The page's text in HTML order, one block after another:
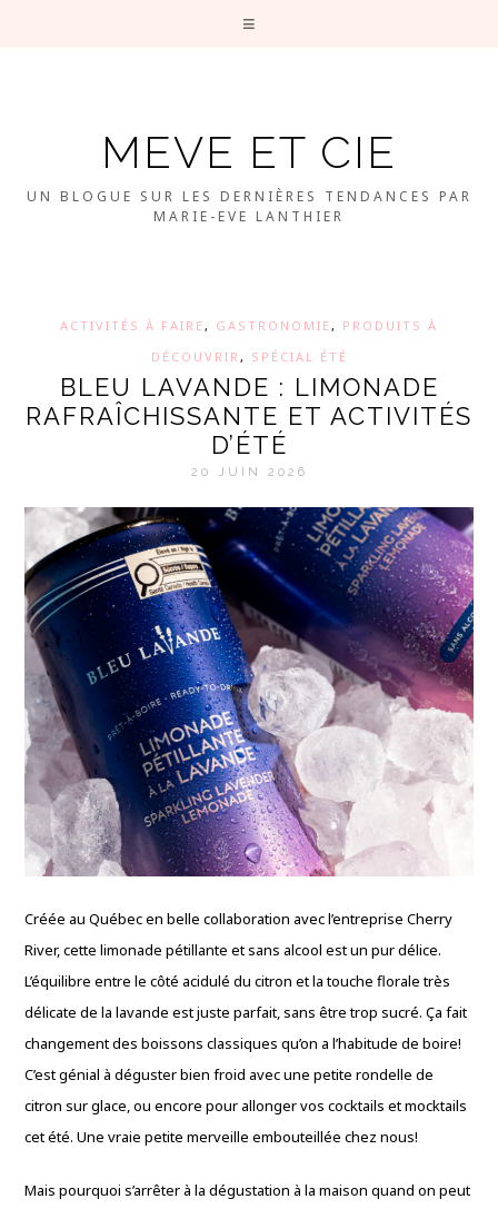
MEVE ET CIE
UN BLOGUE SUR LES DERNIÈRES TENDANCES PAR
MARIE-EVE LANTHIER
ACTIVITÉS À FAIRE, GASTRONOMIE, PRODUITS À
DÉCOUVRIR , SPÉCIAL ÉTÉ
BLEU LAVANDE : LIMONADE
RAFRAÎCHISSANTE ET ACTIVITÉS
D’ÉTÉ
20 JUIN 2026
Créée au Québec en belle collaboration avec l’entreprise Cherry
River, cette limonade pétillante et sans alcool est un pur délice.
L’équilibre entre le côté acidulé du citron et la touche florale très
délicate de la lavande est juste parfait, sans être trop sucré. Ça fait
changement des boissons classiques qu’on a l’habitude de boire!
C’est génial à déguster bien froid avec une petite rondelle de
citron sur glace, ou encore pour allonger vos cocktails et mocktails
cet été. Une vraie petite merveille embouteillée chez nous!
Mais pourquoi s’arrêter à la dégustation à la maison quand on peut